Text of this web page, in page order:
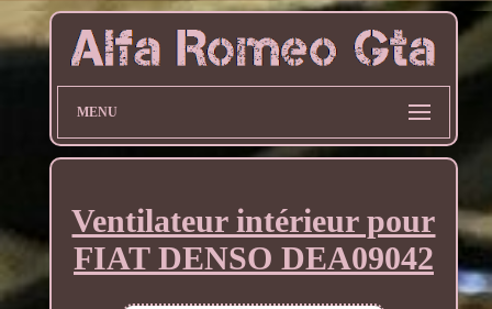
MENU
Ventilateur intérieur pour
FIAT DENSO DEA09042